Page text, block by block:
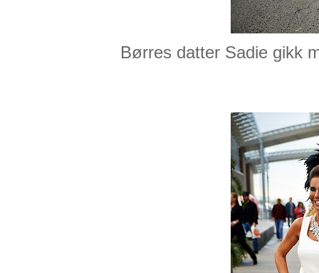
Børres datter Sadie gikk